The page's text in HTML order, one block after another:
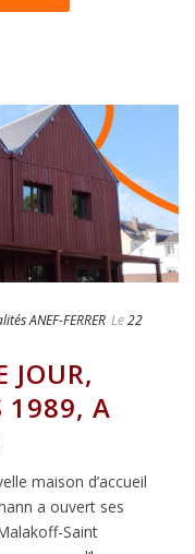
ANEF-FERRER Le22
JOUR,
1989, A
maison d’accueil
a ouvert ses
Saint